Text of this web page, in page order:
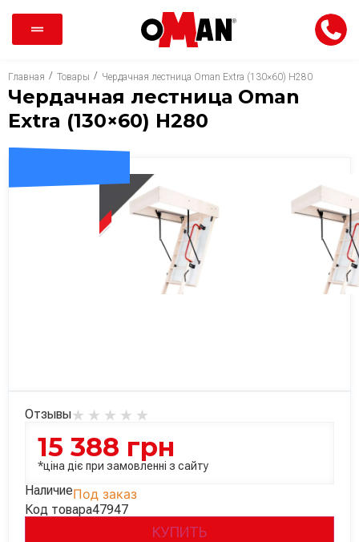
Главная / Товары / Чердачная лестница Oman Extra (130×60) H280
Чердачная лестница Oman
Extra (130×60) H280
ДОСТАВКА 0 ГРН
Отзывы
15 388 грн
*ціна діє при замовленні з сайту
НаличиеПод заказ
Код товара47947
КУПИТЬ